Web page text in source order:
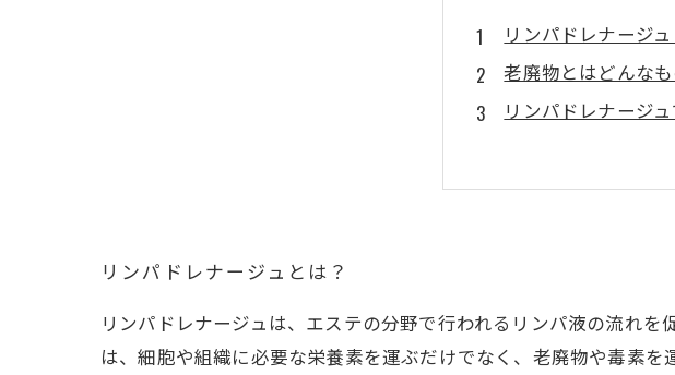
リンパドレナージ
老廃物とはどんなも
リンパドレナージ
リンパドレナージ
リンパドレナージ
リンパドレナージュとは？
リンパドレナージュは、エステの分野で行われるリンパ液の流れ
は、細胞や組織に必要な栄養素を運ぶだけでなく、老廃物や毒素